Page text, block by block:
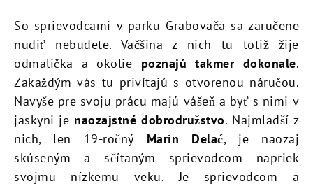
So sprievodcami v parku Grabovača sa zaručene
nudiť nebudete. Väčšina z nich tu totiž žije
odmalička a okolie poznajú takmer dokonale.
Zakaždým vás tu privítajú s otvorenou náručou.
Navyše pre svoju prácu majú vášeň a byť s nimi v
jaskyni je naozajstné dobrodružstvo. Najmladší z
nich, len 19-ročný Marin Delać, je naozaj
skúseným a sčítaným sprievodcom napriek
svojmu nízkemu veku. Je sprievodcom a